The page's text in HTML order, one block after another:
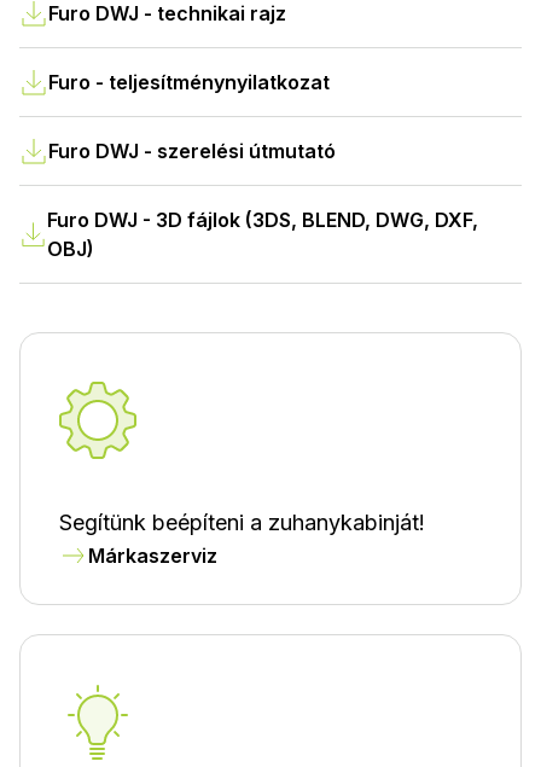
Furo DWJ - technikai rajz
Furo - teljesítménynyilatkozat
Furo DWJ - szerelési útmutató
Furo DWJ - 3D fájlok (3DS, BLEND, DWG, DXF,
OBJ)
Segítünk beépíteni a zuhanykabinját!
Márkaszerviz